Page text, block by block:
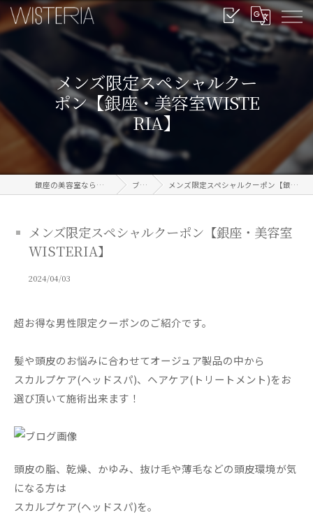
メンズ限定スペシャルクー
ポン【銀座・美容室WISTE
RIA】
銀座の美容室なら信頼のWISTERIA ブログ メンズ限定スペシャルクーポン【銀座・美容室WISTERIA】
メンズ限定スペシャルクーポン【銀座・美容室
WISTERIA】
2024/04/03
超お得な男性限定クーポンのご紹介です。
髪や頭皮のお悩みに合わせてオージュア製品の中から
スカルプケア(ヘッドスパ)、ヘアケア(トリートメント)をお
選び頂いて施術出来ます！
頭皮の脂、乾燥、かゆみ、抜け毛や薄毛などの頭皮環境が気
になる方は
スカルプケア(ヘッドスパ)を。